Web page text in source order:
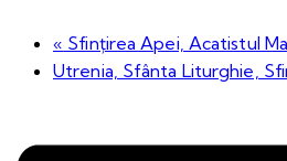
« Sfințirea Apei, Acatistul
Utrenia, Sfânta Liturghie,